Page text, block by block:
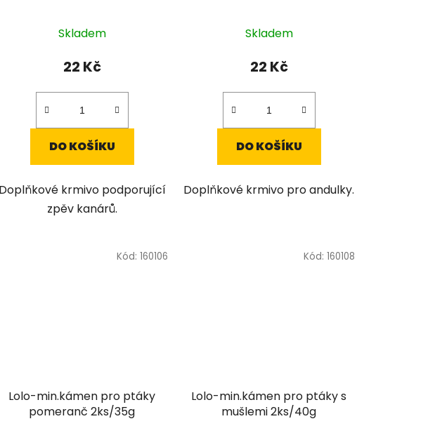
Skladem
22 Kč
DO KOŠÍKU
Doplňkové krmivo podporující
zpěv kanárů.
Skladem
22 Kč
DO KOŠÍKU
Doplňkové krmivo pro andulky.
Lolo-min.kámen pro ptáky
pomeranč 2ks/35g
Kód: 160106
Lolo-min.kámen pro ptáky s
mušlemi 2ks/40g
Kód: 160108